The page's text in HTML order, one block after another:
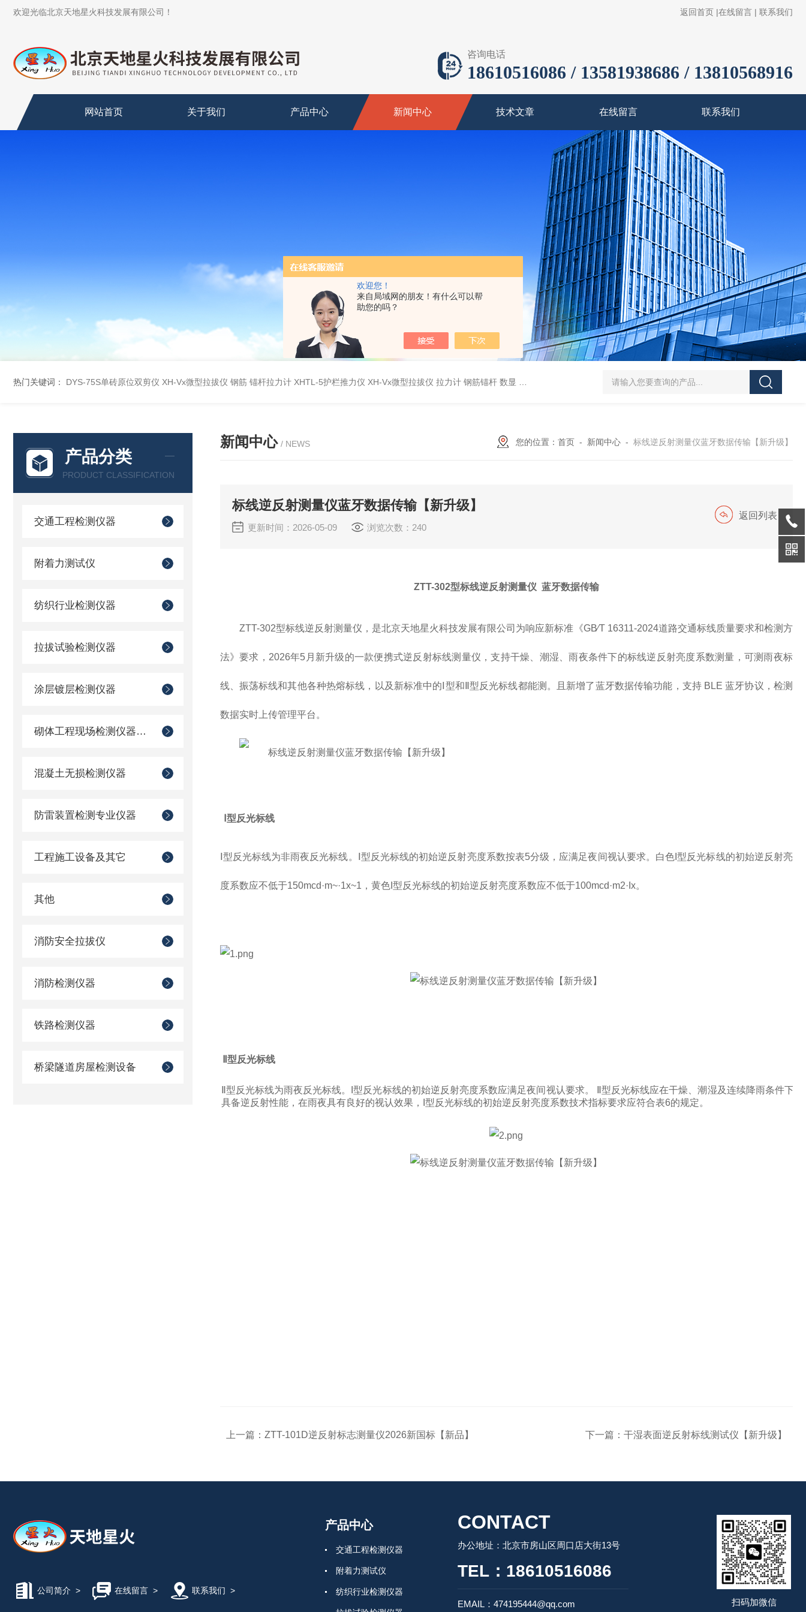
欢迎您！
来自局域网的朋友！有什么可以帮
助您的吗？
欢迎光临北京天地星火科技发展有限公司！ 返回首页 |在线留言 | 联系我们
咨询电话
18610516086 / 13581938686 / 13810568916
网站首页 关于我们 产品中心 新闻中心 技术文章 在线留言 联系我们
热门关键词： DYS-75S单砖原位双剪仪 XH-Vx微型拉拔仪 钢筋 锚杆拉力计 XHTL-5护栏推力仪 XH-Vx微型拉拔仪 拉力计 钢筋锚杆 数显 QCJ-50/100型漆膜落锤冲击测试仪交通U型板 ZTT-970C通信管道静摩擦系
产品分类
PRODUCT CLASSIFICATION
交通工程检测仪器
附着力测试仪
纺织行业检测仪器
拉拔试验检测仪器
涂层镀层检测仪器
砌体工程现场检测仪器仪表
混凝土无损检测仪器
防雷装置检测专业仪器
工程施工设备及其它
其他
消防安全拉拔仪
消防检测仪器
铁路检测仪器
桥梁隧道房屋检测设备
新闻中心 / NEWS 您的位置： 首页 - 新闻中心 - 标线逆反射测量仪蓝牙数据传输【新升级】
标线逆反射测量仪蓝牙数据传输【新升级】
更新时间：2026-05-09 浏览次数：240
返回列表
ZTT-302型标线逆反射测量仪 蓝牙数据传输
ZTT-302型标线逆反射测量仪，是北京天地星火科技发展有限公司为响应新标准《GB∕T 16311-2024道路交通标线质量要求和检测方
法》要求，2026年5月新升级的一款便携式逆反射标线测量仪，支持干燥、潮湿、雨夜条件下的标线逆反射亮度系数测量，可测雨夜标
线、振荡标线和其他各种热熔标线，以及新标准中的Ⅰ型和Ⅱ型反光标线都能测。且新增了蓝牙数据传输功能，支持 BLE 蓝牙协议，检测
数据实时上传管理平台。
Ⅰ型反光标线
型反光标线为非雨夜反光标线。 型反光标线的初始逆反射亮度系数按表5分级，应满足夜间视认要求。白色I型反光标线的初始逆反射亮
度系数应不低于150mcd·m~·1x~1，黄色I型反光标线的初始逆反射亮度系数应不低于100mcd·m2·Ix。
Ⅱ型反光标线
型反光标线为雨夜反光标线。I型反光标线的初始逆反射亮度系数应满足夜间视认要求。
型反光标线应在干燥、潮湿及连续降雨条件下
具备逆反射性能，在雨夜具有良好的视认效果，I型反光标线的初始逆反射亮度系数技术指标要求应符合表6的规定。
上一篇： ZTT-101D逆反射标志测量仪2026新国标【新品】 下一篇： 干湿表面逆反射标线测试仪【新升级】
公司简介 > 在线留言> 联系我们 >
产品中心
交通工程检测仪器
附着力测试仪
纺织行业检测仪器
CONTACT
办公地址：北京市房山区周口店大街13号
TEL：18610516086
EMAIL：474195444@qq.com 扫码加微信